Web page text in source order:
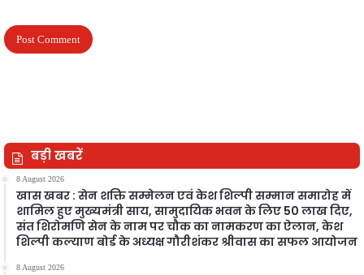
बड़ी खबरें
8 August 2026
खास खबर : सेन शक्ति सम्मेलन एवं केश शिल्पी सम्मान समारोह में
शामिल हुए मुख्यमंत्री साय, सामुदायिक भवन के लिए 50 लाख दिए,
संत शिरोमणि सेन के नाम पर चौक का नामकरण का ऐलान, केश
शिल्पी कल्याण बोर्ड के अध्यक्ष गौरीशंकर श्रीवास का सफल आयोजन
8 August 2026